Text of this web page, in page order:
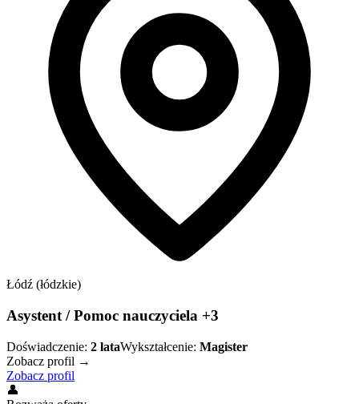
Łódź (łódzkie)
Asystent / Pomoc nauczyciela +3
Doświadczenie: 2 lataWykształcenie: Magister
Zobacz profil →
Zobacz profil
👤